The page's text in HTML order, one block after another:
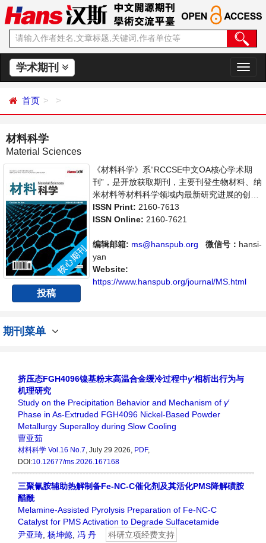
学术期刊
切
换
首页
材料科学
Material Sciences
投稿
《材料科学》系“RCCSE中文OA核心学术期
刊”，是开放获取期刊，主要刊登生物材料、纳
米材料等材料科学领域内最新研究进展的创造
性论文和评论性文章。本刊支持思想创新、学
术创新，倡导科学，繁荣学术，集学术性、思
者、科研人员提供一个传播、分享和讨论材料
科学领域内不同方向问题与发展的交流平台。
ISSN Print: 2160-7613
ISSN Online: 2160-7621
编辑邮箱: ms@hanspub.org 微信号： hansi-
yan
Website:
https://www.hanspub.org/journal/MS.html
期刊菜单
挤压态FGH4096镍基粉末高温合金缓冷过程中γ′相析出行为与
机理研究
Study on the Precipitation Behavior and Mechanism of γ′
Phase in As‑Extruded FGH4096 Nickel‑Based Powder
Metallurgy Superalloy during Slow Cooling
曹亚茹
材料科学 Vol.16 No.7, July 29 2026, PDF,
DOI:10.12677/ms.2026.167168
三聚氰胺辅助热解制备Fe-NC-C催化剂及其活化PMS降解磺胺
醋酰
Melamine-Assisted Pyrolysis Preparation of Fe-NC-C
Catalyst for PMS Activation to Degrade Sulfacetamide
尹亚琦 杨坤懿 冯 丹 科研立项经费支持